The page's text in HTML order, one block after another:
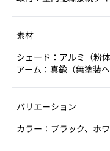
素材
シェード：アルミ（粉体
アーム：真鍮（無塗装
バリエーション
カラー：ブラック、ホ